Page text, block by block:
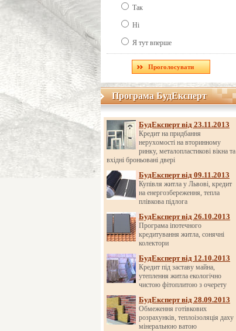
Так
Ні
Я тут вперше
Програма БудЕксперт
Програма БудЕксперт
БудЕксперт від 23.11.2013
Кредит на придбання
нерухомості на вторинному
ринку, металопластикові вікна та
вхідні броньовані двері
БудЕксперт від 09.11.2013
Купівля житла у Львові, кредит
на енергозбереження, тепла
плівкова підлога
БудЕксперт від 26.10.2013
Програма іпотечного
кредитування житла, сонячні
колектори
БудЕксперт від 12.10.2013
Кредит під заставу майна,
утеплення житла екологічно
чистою фітоплитою з очерету
БудЕксперт від 28.09.2013
Обмеження готівкових
розрахунків, теплоізоляція даху
мінеральною ватою